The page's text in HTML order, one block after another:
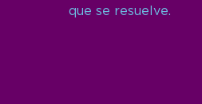
que se resuelve.